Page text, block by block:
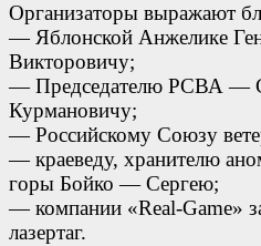
Организаторы выражают
— Яблонской Анжелике
Викторовичу;
— Председателю РСВА —
Курмановичу;
— Российскому Союзу
— краеведу, хранителю
горы Бойко — Сергею;
— компании «Real-Game»
лазертаг.